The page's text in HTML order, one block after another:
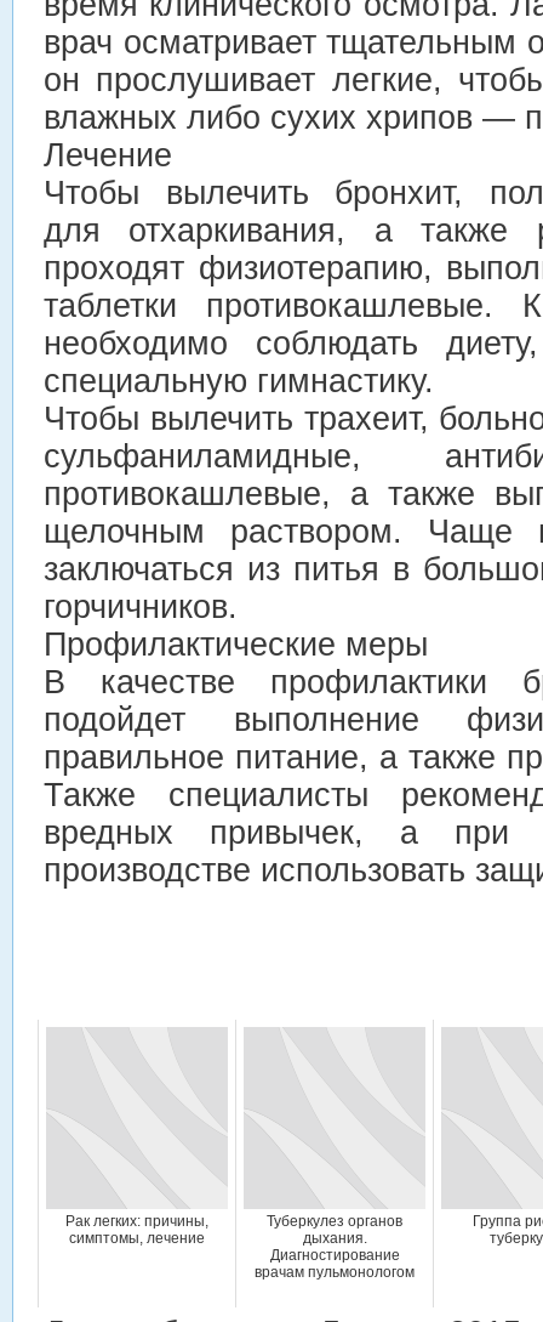
врач осматривает тщательным
он прослушивает легкие,
влажных либо сухих хрипов —
Лечение
Чтобы вылечить бронхит,
для отхаркивания, а также
проходят физиотерапию,
таблетки
необходимо соблюдать
специальную гимнастику.
Чтобы вылечить трахеит,
сульфаниламидные,
противокашлевые, а также
щелочным раствором. Чаще
заключаться из питья в
горчичников.
Профилактические меры
В качестве профилактики
подойдет выполнение
правильное питание, а также
Также специалисты
вредных привычек, а при
производстве использовать
Рак легких: причины,
симптомы, лечение
Туберкулез органов
дыхания.
Диагностирование
врачам пульмонологом
Группа